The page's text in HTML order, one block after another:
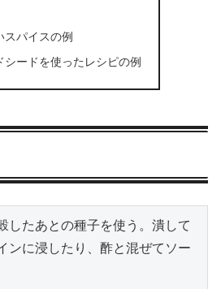
スパイスの例
シードを使ったレシピの例
したあとの種子を使う。潰して
ンに浸したり、酢と混ぜてソー